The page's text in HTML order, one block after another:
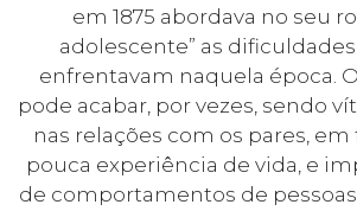
em 1875 abordava no seu
adolescente” as
enfrentavam naquela época.
pode acabar, por vezes, sendo
nas relações com os pares, em
pouca experiência de vida, e
de comportamentos de